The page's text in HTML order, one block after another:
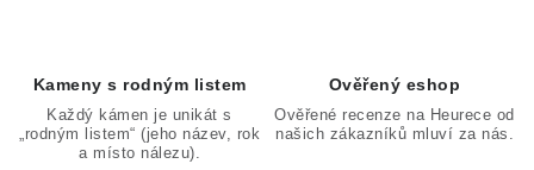
Kameny s rodným listem
Každý kámen je unikát s
„rodným listem“ (jeho název, rok
a místo nálezu).
Ověřený eshop
Ověřené recenze na Heurece od
našich zákazníků mluví za nás.